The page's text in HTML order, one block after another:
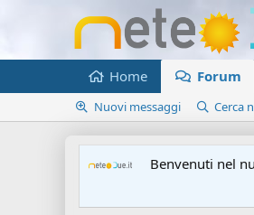
Home Forum
Nuovi messaggi Cerca
Benvenuti nel